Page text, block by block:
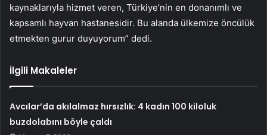
kaynaklarıyla hizmet veren, Türkiye’nin en donanımlı ve
kapsamlı hayvan hastanesidir. Bu alanda ülkemize öncülük
etmekten gurur duyuyorum” dedi.
İlgili Makaleler
Avcılar’da akılalmaz hırsızlık: 4 kadın 100 kiloluk
buzdolabını böyle çaldı